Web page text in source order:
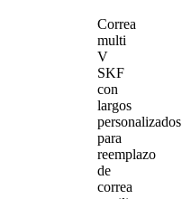
Correa
multi
V
SKF
con
largos
personalizados
para
reemplazo
de
correa